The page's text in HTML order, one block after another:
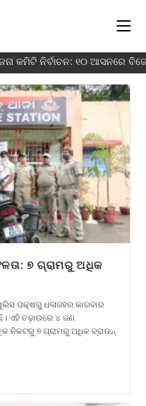
କମିଟି ନିର୍ବାଚନ: ୧୦ ଆସନରେ
୭ ଗ୍ରାମରୁ ଅଧିକ
ପକ୍ଷରୁ ଧଳାଜହର କାରବାର
ଏହି ଚଢ଼ାଉରେ ୪ ଜଣ
ନିକଟରୁ ୭ ଗ୍ରାମରୁ ଅଧିକ ବ୍ରାଉନ୍